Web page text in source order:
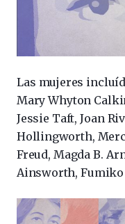
Las mujeres
Mary Whyton
Jessie Taft, Joan
Hollingworth,
Freud, Magda B.
Ainsworth, Fumiko